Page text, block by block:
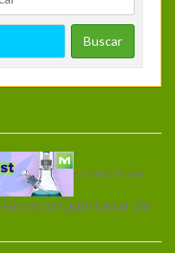
Buscar
> Quintanar de la Orden
in Quintanar de